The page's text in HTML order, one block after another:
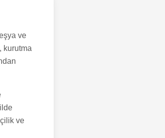
ve
kurutma
ve